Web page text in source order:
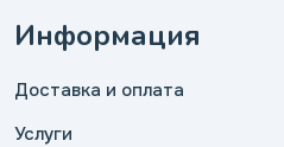
Информация
Доставка и оплата
Услуги